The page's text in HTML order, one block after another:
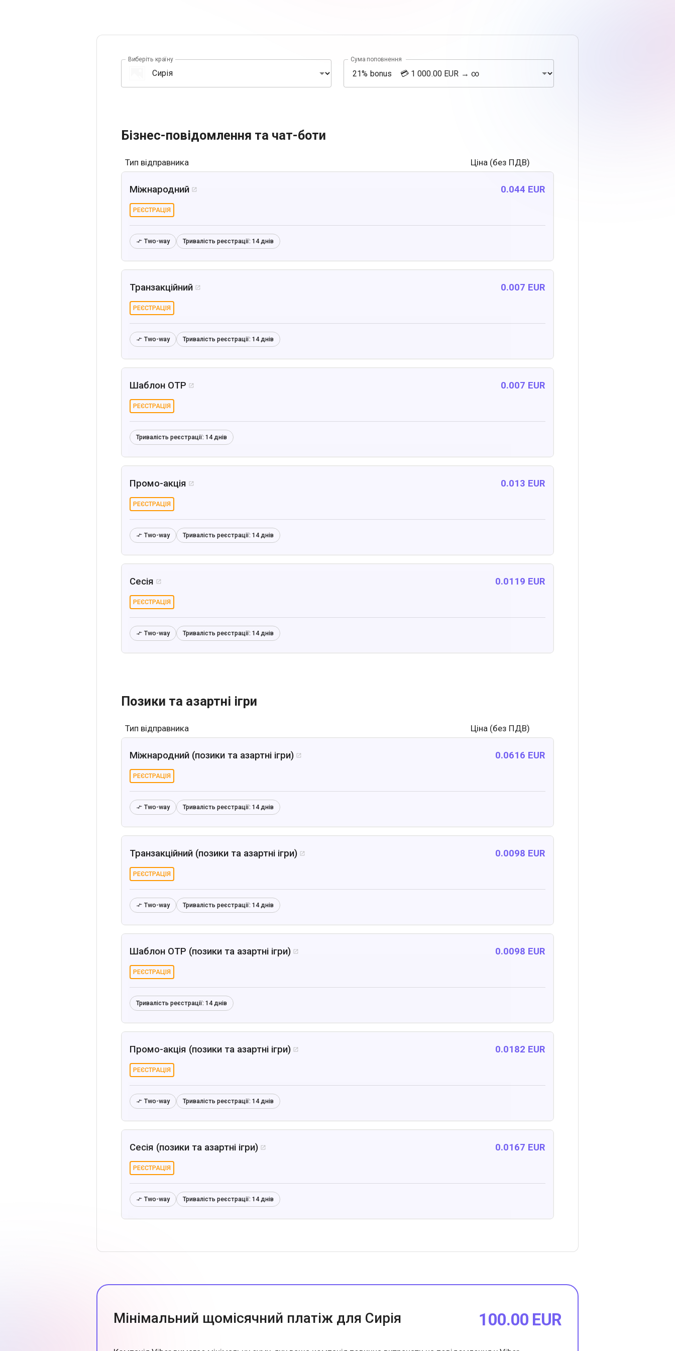
Виберіть країну Сума поповнення
Бізнес-повідомлення та чат-боти
Тип відправника Ціна (без ПДВ)
Міжнародний  0.044 EUR
РЕЄСТРАЦІЯ
 Two-way Тривалість реєстрації: 14 днів
Транзакційний  0.007 EUR
РЕЄСТРАЦІЯ
 Two-way Тривалість реєстрації: 14 днів
Шаблон OTP  0.007 EUR
РЕЄСТРАЦІЯ
Тривалість реєстрації: 14 днів
Промо-акція  0.013 EUR
РЕЄСТРАЦІЯ
 Two-way Тривалість реєстрації: 14 днів
Сесія  0.0119 EUR
РЕЄСТРАЦІЯ
 Two-way Тривалість реєстрації: 14 днів
Позики та азартні ігри
Тип відправника Ціна (без ПДВ)
Міжнародний (позики та азартні ігри)  0.0616 EUR
РЕЄСТРАЦІЯ
 Two-way Тривалість реєстрації: 14 днів
Транзакційний (позики та азартні ігри)  0.0098 EUR
РЕЄСТРАЦІЯ
 Two-way Тривалість реєстрації: 14 днів
Шаблон OTP (позики та азартні ігри)  0.0098 EUR
РЕЄСТРАЦІЯ
Тривалість реєстрації: 14 днів
Промо-акція (позики та азартні ігри)  0.0182 EUR
РЕЄСТРАЦІЯ
 Two-way Тривалість реєстрації: 14 днів
Сесія (позики та азартні ігри)  0.0167 EUR
РЕЄСТРАЦІЯ
 Two-way Тривалість реєстрації: 14 днів
Мінімальний щомісячний платіж для Сирія 100.00 EUR